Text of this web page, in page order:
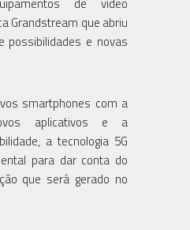
Grandstream que abriu
possibilidades e novas
smartphones com a
aplicativos e a
a tecnologia 5G
para dar conta do
que será gerado no